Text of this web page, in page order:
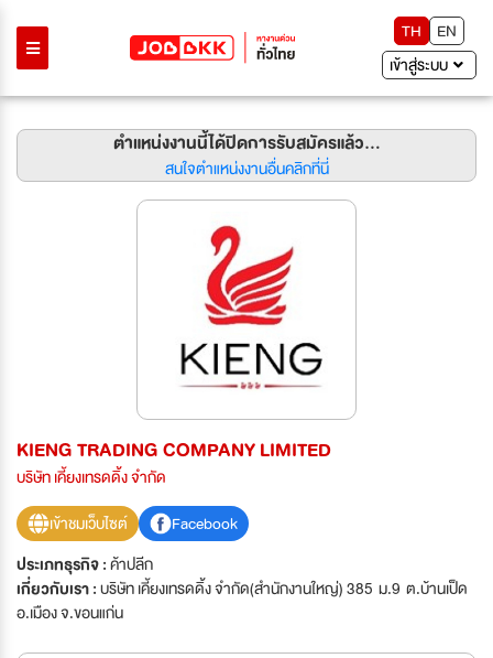
TH
EN
เข้าสู่ระบบ
ตำแหน่งงานนี้ได้ปิดการรับสมัครแล้ว...
สนใจตำแหน่งงานอื่นคลิกที่นี่
KIENG TRADING COMPANY LIMITED
บริษัท เคี้ยงเทรดดิ้ง จำกัด
เข้าชมเว็บไซต์
Facebook
ประเภทธุรกิจ :ค้าปลีก
เกี่ยวกับเรา :บริษัท เคี้ยงเทรดดิ้ง จำกัด(สำนักงานใหญ่) 385 ม.9 ต.บ้านเป็ด
อ.เมือง จ.ขอนแก่น